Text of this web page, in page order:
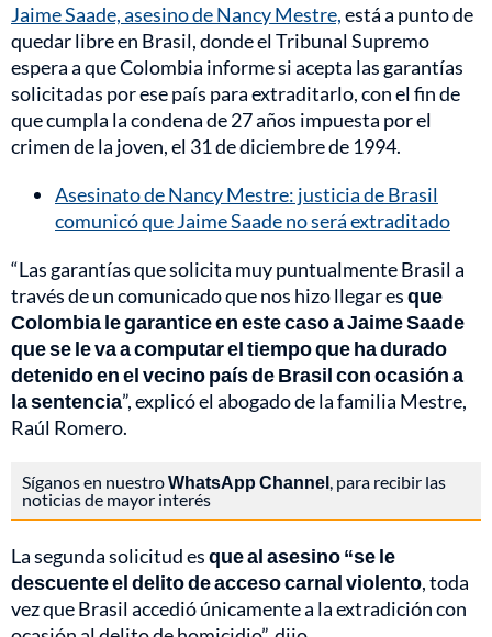
Jaime Saade, asesino de Nancy Mestre,está a punto de
quedar libre en Brasil, donde el Tribunal Supremo
espera a que Colombia informe si acepta las garantías
solicitadas por ese país para extraditarlo, con el fin de
que cumpla la condena de 27 años impuesta por el
crimen de la joven, el 31 de diciembre de 1994.
Asesinato de Nancy Mestre: justicia de Brasil
comunicó que Jaime Saade no será extraditado
“Las garantías que solicita muy puntualmente Brasil a
través de un comunicado que nos hizo llegar esque
Colombia le garantice en este caso a Jaime Saade
que se le va a computar el tiempo que ha durado
detenido en el vecino país de Brasil con ocasión a
la sentencia”, explicó el abogado de la familia Mestre,
Raúl Romero.
Síganos en nuestroWhatsApp Channel , para recibir las
noticias de mayor interés
La segunda solicitud esque al asesino “se le
descuente el delito de acceso carnal violento, toda
vez que Brasil accedió únicamente a la extradición con